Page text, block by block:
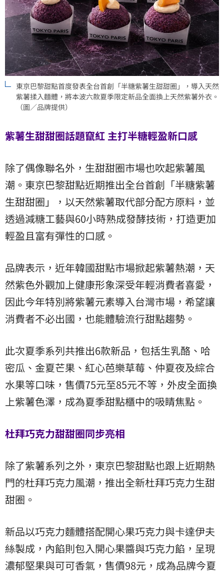
東京巴黎甜點首度發表全台首創「半糖紫薯生甜甜圈」，導入天然
紫薯揉入麵體，將本波六款夏季限定新品全面換上天然紫薯外衣。
（圖／品牌提供）
紫薯生甜甜圈話題竄紅 主打半糖輕盈新口感
除了偶像聯名外，生甜甜圈市場也吹起紫薯風
潮。東京巴黎甜點近期推出全台首創「半糖紫薯
生甜甜圈」，以天然紫薯取代部分配方原料，並
透過減糖工藝與60小時熟成發酵技術，打造更加
輕盈且富有彈性的口感。
品牌表示，近年韓國甜點市場掀起紫薯熱潮，天
然紫色外觀加上健康形象深受年輕消費者喜愛，
因此今年特別將紫薯元素導入台灣市場，希望讓
消費者不必出國，也能體驗流行甜點趨勢。
此次夏季系列共推出6款新品，包括生乳酪、哈
密瓜、金夏芒果、紅心芭樂草莓、仲夏夜及綜合
水果等口味，售價75元至85元不等，外皮全面換
上紫薯色澤，成為夏季甜點櫃中的吸睛焦點。
杜拜巧克力甜甜圈同步亮相
除了紫薯系列之外，東京巴黎甜點也跟上近期熱
門的杜拜巧克力風潮，推出全新杜拜巧克力生甜
甜圈。
新品以巧克力麵體搭配開心果巧克力與卡達伊夫
絲製成，內餡則包入開心果醬與巧克力餡，呈現
濃郁堅果與可可香氣，售價98元，成為品牌今夏